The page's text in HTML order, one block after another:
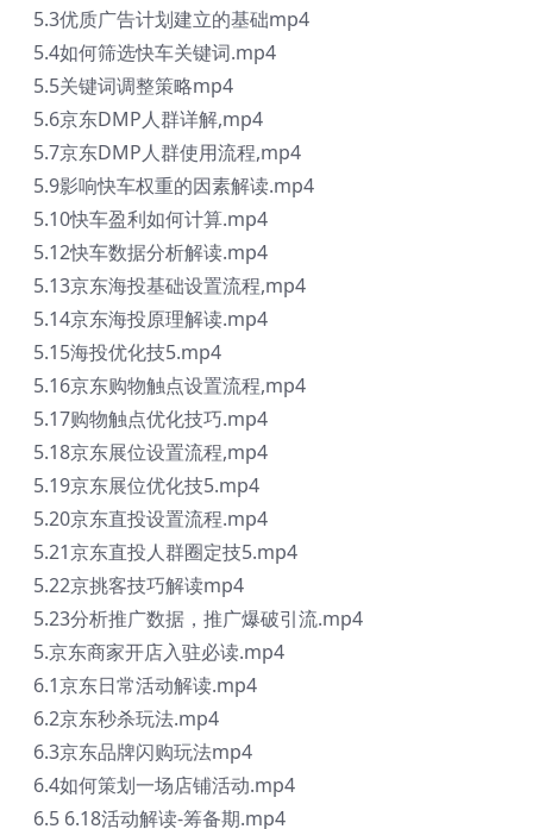
5.3优质广告计划建立的基础mp4
5.4如何筛选快车关键词.mp4
5.5关键词调整策略mp4
5.6京东DMP人群详解,mp4
5.7京东DMP人群使用流程,mp4
5.9影响快车权重的因素解读.mp4
5.10快车盈利如何计算.mp4
5.12快车数据分析解读.mp4
5.13京东海投基础设置流程,mp4
5.14京东海投原理解读.mp4
5.15海投优化技5.mp4
5.16京东购物触点设置流程,mp4
5.17购物触点优化技巧.mp4
5.18京东展位设置流程,mp4
5.19京东展位优化技5.mp4
5.20京东直投设置流程.mp4
5.21京东直投人群圈定技5.mp4
5.22京挑客技巧解读mp4
5.23分析推广数据，推广爆破引流.mp4
5.京东商家开店入驻必读.mp4
6.1京东日常活动解读.mp4
6.2京东秒杀玩法.mp4
6.3京东品牌闪购玩法mp4
6.4如何策划一场店铺活动.mp4
6.5 6.18活动解读-筹备期.mp4